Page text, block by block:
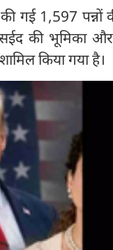
गई 1,597 पन्नों
सईद की भूमिका
किया गया है।